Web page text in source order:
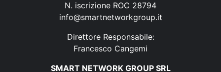
N. iscrizione ROC 28794
info@smartnetworkgroup.it
Direttore Responsabile:
Francesco Cangemi
SMART NETWORK GROUP SRL